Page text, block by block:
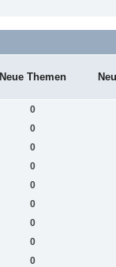
Neue Themen
0
0
0
0
0
0
0
0
0